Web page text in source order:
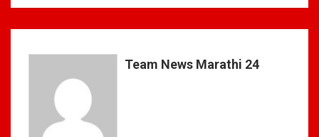
at
A
p
p
ce
o
o
k
ar
Team News Marathi 24